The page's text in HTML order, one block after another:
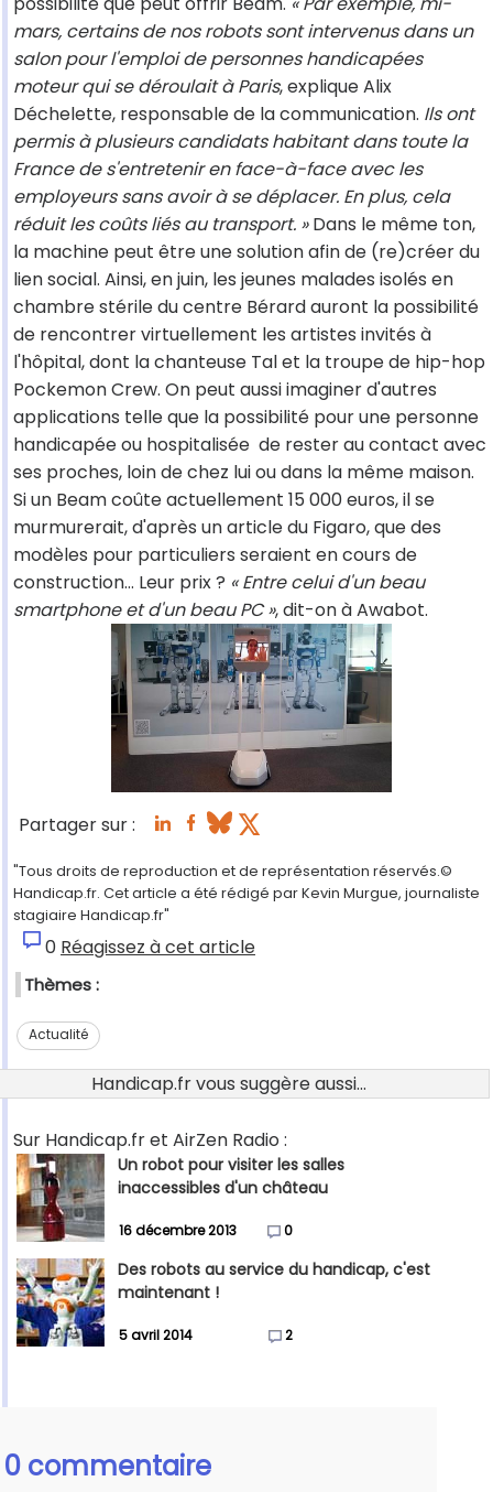
mars, certains de nos robots sont intervenus dans un
salon pour l'emploi de personnes handicapées
moteur qui se déroulait à Paris, explique Alix
Déchelette, responsable de la communication. Ils ont
permis à plusieurs candidats habitant dans toute la
France de s'entretenir en face-à-face avec les
employeurs sans avoir à se déplacer. En plus, cela
réduit les coûts liés au transport. »Dans le même ton,
la machine peut être une solution afin de (re)créer du
lien social. Ainsi, en juin, les jeunes malades isolés en
chambre stérile du centre Bérard auront la possibilité
de rencontrer virtuellement les artistes invités à
l'hôpital, dont la chanteuse Tal et la troupe de hip-hop
Pockemon Crew. On peut aussi imaginer d'autres
applications telle que la possibilité pour une personne
handicapée ou hospitalisée de rester au contact avec
ses proches, loin de chez lui ou dans la même maison.
Si un Beam coûte actuellement 15 000 euros, il se
murmurerait, d'après un article du Figaro, que des
modèles pour particuliers seraient en cours de
construction… Leur prix ? « Entre celui d'un beau
smartphone et d'un beau PC », dit-on à Awabot.
Partager sur :
"Tous droits de reproduction et de représentation réservés.©
Handicap.fr. Cet article a été rédigé par Kevin Murgue, journaliste
stagiaire Handicap.fr"
0 Réagissez à cet article
Thèmes :
Actualité
Handicap.fr vous suggère aussi...
Sur Handicap.fr et AirZen Radio :
Un robot pour visiter les salles
inaccessibles d'un château
16 décembre 2013 0
Des robots au service du handicap, c'est
maintenant !
5 avril 2014 2
0 commentaire